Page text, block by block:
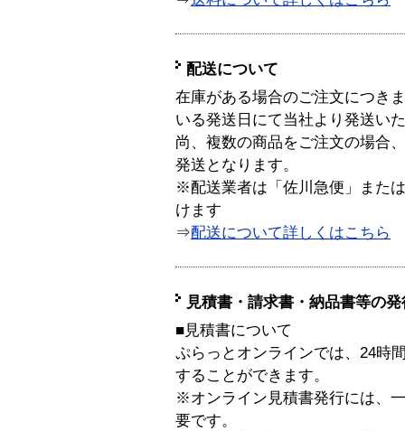
配送について
在庫がある場合のご注文につき
いる発送日にて当社より発送い
尚、複数の商品をご注文の場合
発送となります。
※配送業者は「佐川急便」また
けます
⇒配送について詳しくはこちら
見積書・請求書・納品書等の
■見積書について
ぷらっとオンラインでは、24時
することができます。
※オンライン見積書発行には、
要です。